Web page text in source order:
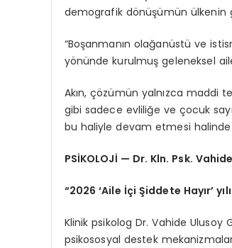
demografik dönüşümün ülkenin
“Boşanmanın olağanüstü ve
yönünde kurulmuş geleneksel
Akın, çözümün yalnızca maddi
gibi sadece evliliğe ve çocuk
bu haliyle devam etmesi
PSİKOLOJİ — Dr. Kln. Psk.
“2026 ‘Aile İçi Şiddete Hayır’
Klinik psikolog Dr. Vahide Ulusoy
psikososyal destek